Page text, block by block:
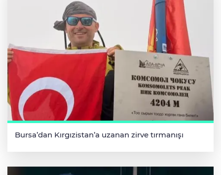
Bursa’dan Kırgızistan’a uzanan zirve tırmanışı